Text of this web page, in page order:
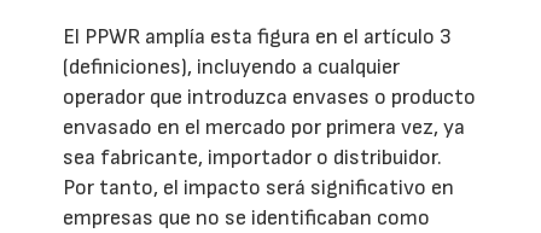
El PPWR amplía esta figura en el artículo 3
(definiciones), incluyendo a cualquier
operador que introduzca envases o producto
envasado en el mercado por primera vez, ya
sea fabricante, importador o distribuidor.
Por tanto, el impacto será significativo en
empresas que no se identificaban como